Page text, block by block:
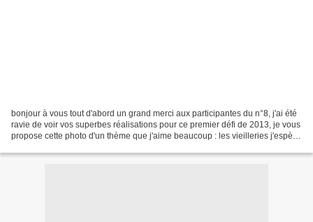
bonjour à vous tout d'abord un grand merci aux participantes du n°8, j'ai été
ravie de voir vos superbes réalisations pour ce premier défi de 2013, je vous
propose cette photo d'un thème que j'aime beaucoup : les vieilleries j'espère